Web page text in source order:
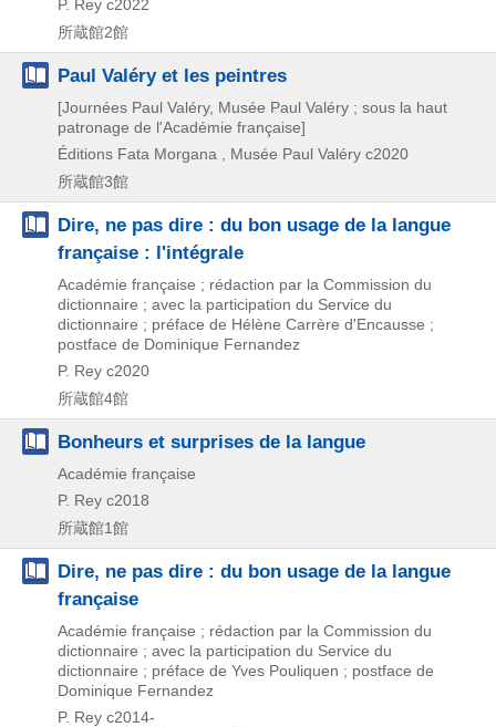
P. Rey c2022
所蔵館2館
Paul Valéry et les peintres
[Journées Paul Valéry, Musée Paul Valéry ; sous la haut
patronage de l'Académie française]
Éditions Fata Morgana , Musée Paul Valéry c2020
所蔵館3館
Dire, ne pas dire : du bon usage de la langue
française : l'intégrale
Académie française ; rédaction par la Commission du
dictionnaire ; avec la participation du Service du
dictionnaire ; préface de Hélène Carrère d'Encausse ;
postface de Dominique Fernandez
P. Rey c2020
所蔵館4館
Bonheurs et surprises de la langue
Académie française
P. Rey c2018
所蔵館1館
Dire, ne pas dire : du bon usage de la langue
française
Académie française ; rédaction par la Commission du
dictionnaire ; avec la participation du Service du
dictionnaire ; préface de Yves Pouliquen ; postface de
Dominique Fernandez
P. Rey c2014-